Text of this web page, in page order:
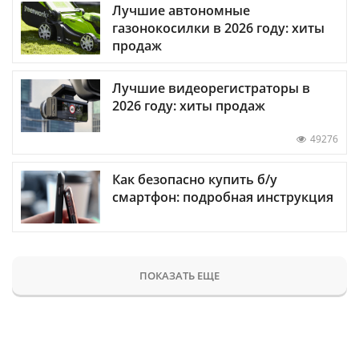
Лучшие автономные
газонокосилки в 2026 году: хиты
продаж
Лучшие видеорегистраторы в
2026 году: хиты продаж
49276
Как безопасно купить б/у
смартфон: подробная инструкция
ПОКАЗАТЬ ЕЩЕ